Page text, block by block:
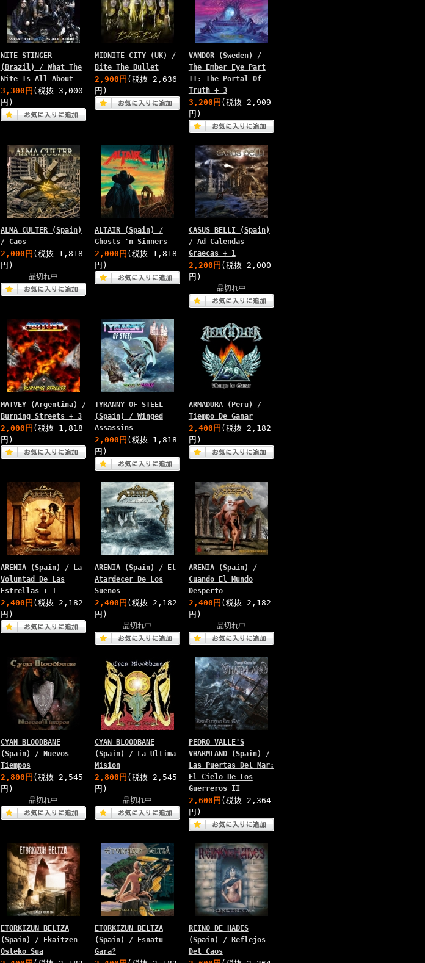
NITE STINGER
(Brazil) / What The
Nite Is All About
3,300円 (税抜 3,000
円)
MIDNITE CITY (UK) /
Bite The Bullet
2,900円 (税抜 2,636
円)
VANDOR (Sweden) /
The Ember Eye Part
II: The Portal Of
Truth + 3
3,200円 (税抜 2,909
円)
ALMA CULTER (Spain)
/ Caos
2,000円 (税抜 1,818
円)
品切れ中
ALTAIR (Spain) /
Ghosts 'n Sinners
2,000円 (税抜 1,818
円)
CASUS BELLI (Spain)
/ Ad Calendas
Graecas + 1
2,200円 (税抜 2,000
円)
品切れ中
MATVEY (Argentina) /
Burning Streets + 3
2,000円 (税抜 1,818
円)
TYRANNY OF STEEL
(Spain) / Winged
Assassins
2,000円 (税抜 1,818
円)
ARMADURA (Peru) /
Tiempo De Ganar
2,400円 (税抜 2,182
円)
ARENIA (Spain) / La
Voluntad De Las
Estrellas + 1
2,400円 (税抜 2,182
円)
ARENIA (Spain) / El
Atardecer De Los
Suenos
2,400円 (税抜 2,182
円)
品切れ中
ARENIA (Spain) /
Cuando El Mundo
Desperto
2,400円 (税抜 2,182
円)
品切れ中
CYAN BLOODBANE
(Spain) / Nuevos
Tiempos
2,800円 (税抜 2,545
円)
品切れ中
CYAN BLOODBANE
(Spain) / La Ultima
Mision
2,800円 (税抜 2,545
円)
品切れ中
PEDRO VALLE'S
VHARMLAND (Spain) /
Las Puertas Del Mar:
El Cielo De Los
Guerreros II
2,600円 (税抜 2,364
円)
ETORKIZUN BELTZA
(Spain) / Ekaitzen
Osteko Sua
ETORKIZUN BELTZA
(Spain) / Esnatu
Gara?
REINO DE HADES
(Spain) / Reflejos
Del Caos